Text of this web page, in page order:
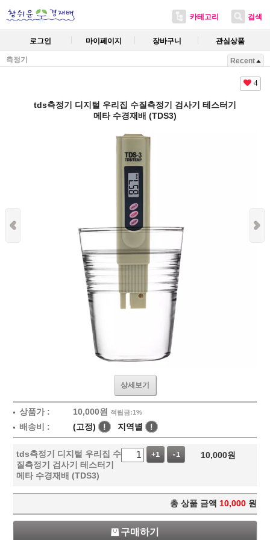
카테고리 검색
로그인 마이페이지 장바구니 관심상품
측정기 Recent
4
tds측정기 디지털 우리집 수질측정기 검사기 테스터기
메타 수경재배 (TDS3)
상세보기
상품가 : 10,000원 적립금:1%
배송비 : (고정) ! 지역별 !
tds측정기 디지털 우리집 수
질측정기 검사기 테스터기
메타 수경재배 (TDS3)
+1 -1 10,000원
총 상품 금액 10,000 원
구매하기